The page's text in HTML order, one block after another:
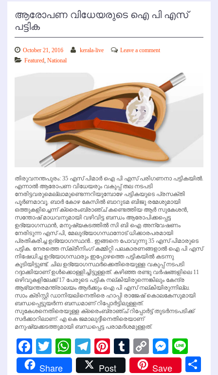
ആരോപണ വിധേയരുടെ ഐ പി എസ്
പട്ടിക
October 21, 2016 kerala-live
Leave a comment
Featured, National
തിരുവനന്തപുരം: 35 എസ് പിമാര്‍ ഐ പി എസ് പരിഗണനാ പട്ടികയില്‍.
എന്നാല്‍ ആരോപണ വിധേയരും വകുപ്പ് തല നടപടി
നേരിട്ടവരുമെല്ലാമുണ്ടെന്നറിയുമ്പോഴേ പട്ടികയുടെ പ്രസക്തി
പൂര്‍ണമാവൂ. ബാര്‍ കോഴ കേസില്‍ ബാറുടമ ബിജു രമേശുമായി
ഒത്തുകളിച്ചെന്ന് ക്രൈംബ്രാഞ്ച് കണ്ടെത്തിയ ആര്‍ സുകേശന്‍,
സന്തോഷ് മാധവനുമായി വഴിവിട്ട ബന്ധം ആരോപിക്കപ്പെട്ട
ഉദ്യോഗസ്ഥന്‍, മനുഷ്യകടത്തില്‍ സി ബി ഐ അന്വേഷണം
നേരിടുന്ന എസ് പി, മേലുദ്യോഗസ്ഥനോട് ധിക്കാരപരമായി
പ്രതികരിച്ച ഉദ്യോഗസ്ഥന്‍.. ഇങ്ങനെ പോവുന്നു 35 എസ് പിമാരുടെ
പട്ടിക. നേരത്തെ സ്‌ക്രീനിംഗ് കമ്മിറ്റി പലകാരണങ്ങളാല്‍ ഐ പി എസ്
നിഷേധിച്ച ഉദ്യോഗസ്ഥരും ഇപ്പോഴത്തെ പട്ടികയില്‍ കടന്നു
കൂടിയിട്ടുണ്ട്. ചില ഉദ്യോഗസ്ഥര്‍ക്കെതിരെയുള്ള വകുപ്പ് നടപടി
റദ്ദാക്കിയാണ് ഉള്‍ക്കൊള്ളിച്ചിട്ടുള്ളത്. കഴിഞ്ഞ രണ്ടു വര്‍ഷങ്ങളിലെ 11
ഒഴിവുകളിലേക്ക് 17 പേരുടെ പട്ടിക നല്കിയിരുന്നെങ്കിലും കേന്ദ്ര
ആഭ്യന്തരമന്ത്രാലയം ആര്‍ക്കും ഐ പി എസ് നല്കിയിരുന്നില്ല.
സാം ക്രിസ്റ്റി ഡാനിയലിനെതിരെ ഹാപ്പി രാജേഷ് കൊലകേസുമായി
ബന്ധപ്പെട്ടുയര്‍ന്ന ബന്ധമാണ് റിപ്പോര്‍ട്ടിലുള്ളത്.
സുകേശനെതിരെയുള്ള ക്രൈംബ്രാഞ്ച് റിപ്പോര്‍ട്ട് തുടര്‍നടപടിക്ക്
സര്‍ക്കാറിലാണ്. എ കെ ജമാലുദ്ദീനെതിരെയാണ്
മനുഷ്യക്കടത്തുമായി ബന്ധപ്പെട്ട പരാമര്‍ശമുള്ളത്.
Facebook
TwitterWhatsApp
Telegram
Pinterest
Tumblr
Copy
Link
Share Post Save